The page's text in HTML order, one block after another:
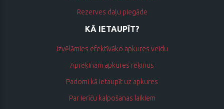
Rezerves daļu piegāde
KĀ IETAUPĪT?
Izvēlāmies efektīvāko apkures veidu
Aprēķinām apkures rēķinus
Padomi kā ietaupīt uz apkures
Par ierīču kalpošanas laikiem